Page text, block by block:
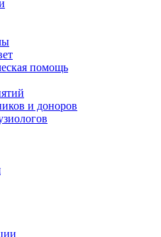
помощь
и доноров